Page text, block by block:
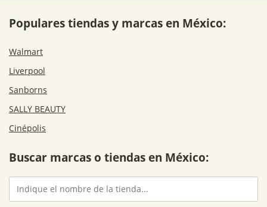
Populares tiendas y marcas en México:
Walmart
Liverpool
Sanborns
SALLY BEAUTY
Cinépolis
Buscar marcas o tiendas en México: